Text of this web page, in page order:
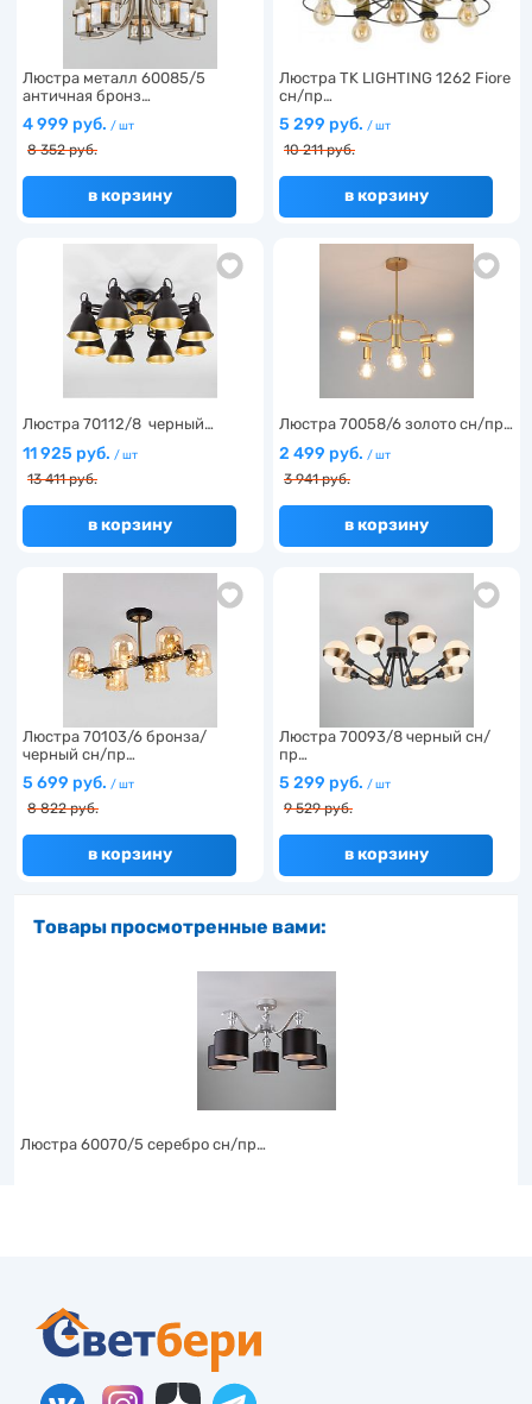
Люстра металл 60085/5
античная бронз…
4 999 руб. / шт
8 352 руб.
в корзину
Люстра TK LIGHTING 1262 Fiore
сн/пр…
5 299 руб. / шт
10 211 руб.
в корзину
Люстра 70112/8 черный…
11 925 руб. / шт
13 411 руб.
в корзину
Люстра 70058/6 золото сн/пр…
2 499 руб. / шт
3 941 руб.
в корзину
Люстра 70103/6 бронза/
черный сн/пр…
5 699 руб. / шт
8 822 руб.
в корзину
Люстра 70093/8 черный сн/
пр…
5 299 руб. / шт
9 529 руб.
в корзину
Товары просмотренные вами:
Люстра 60070/5 серебро сн/пр…